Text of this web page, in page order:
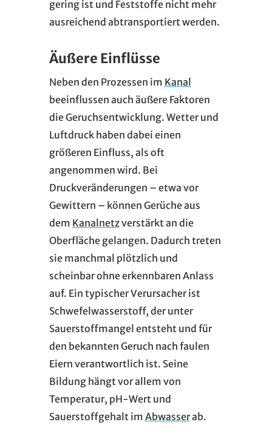
gering ist und Feststoffe nicht mehr
ausreichend abtransportiert werden.
Äußere Einflüsse
Neben den Prozessen im Kanal
beeinflussen auch äußere Faktoren
die Geruchsentwicklung. Wetter und
Luftdruck haben dabei einen
größeren Einfluss, als oft
angenommen wird. Bei
Druckveränderungen – etwa vor
Gewittern – können Gerüche aus
dem Kanalnetzverstärkt an die
Oberfläche gelangen. Dadurch treten
sie manchmal plötzlich und
scheinbar ohne erkennbaren Anlass
auf. Ein typischer Verursacher ist
Schwefelwasserstoff, der unter
Sauerstoffmangel entsteht und für
den bekannten Geruch nach faulen
Eiern verantwortlich ist. Seine
Bildung hängt vor allem von
Temperatur, pH-Wert und
Sauerstoffgehalt im Abwasserab.